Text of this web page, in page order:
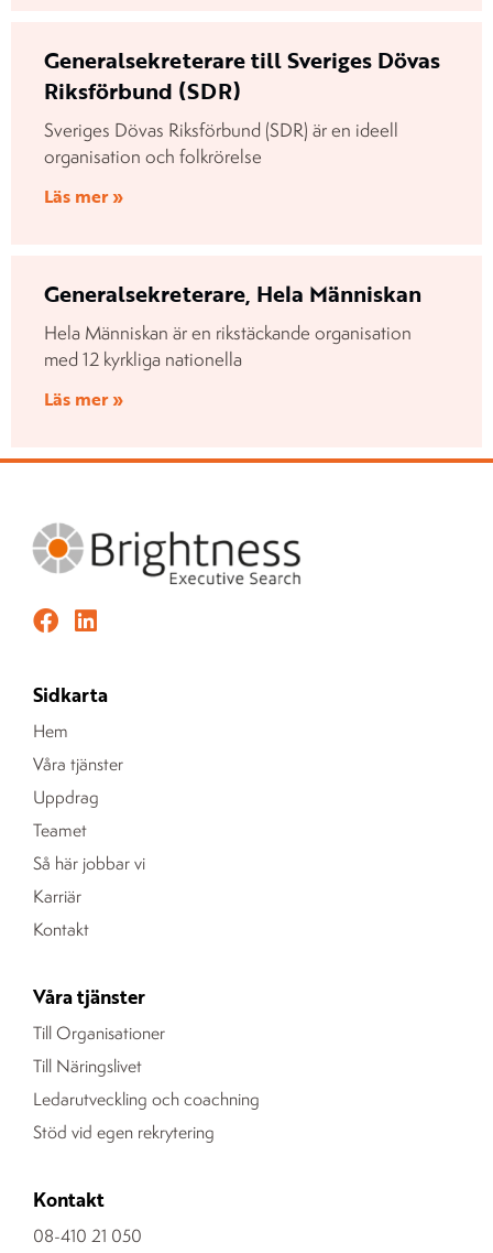
Generalsekreterare till Sveriges Dövas
Riksförbund (SDR)
Sveriges Dövas Riksförbund (SDR) är en ideell
organisation och folkrörelse
Läs mer »
Generalsekreterare, Hela Människan
Hela Människan är en rikstäckande organisation
med 12 kyrkliga nationella
Läs mer »
Sidkarta
Hem
Våra tjänster
Uppdrag
Teamet
Så här jobbar vi
Karriär
Kontakt
Våra tjänster
Till Organisationer
Till Näringslivet
Ledarutveckling och coachning
Stöd vid egen rekrytering
Kontakt
08-410 21 050